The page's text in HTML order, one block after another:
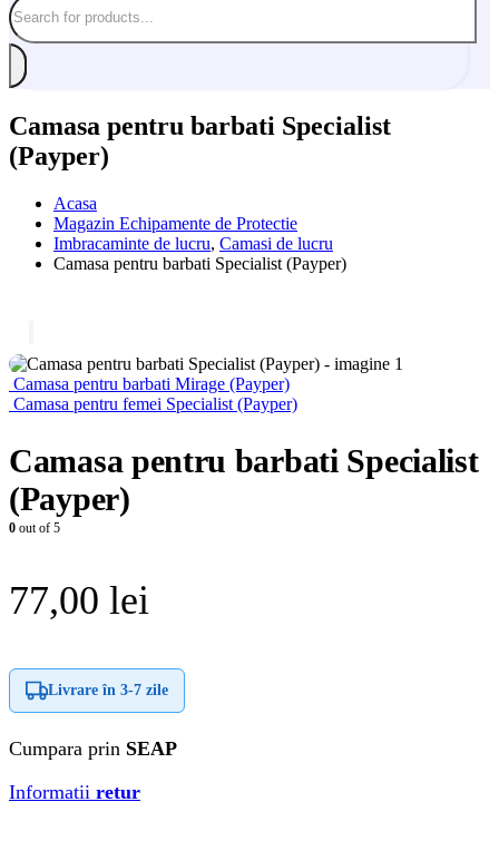
Camasa pentru barbati Specialist
(Payper)
Acasa
Magazin Echipamente de Protectie
Imbracaminte de lucru, Camasi de lucru
Camasa pentru barbati Specialist (Payper)
Camasa pentru barbati Mirage (Payper)
Camasa pentru femei Specialist (Payper)
Camasa pentru barbati Specialist
(Payper)
0 out of 5
77,00 lei
Livrare în 3-7 zile
Cumpara prin SEAP
Informatii retur